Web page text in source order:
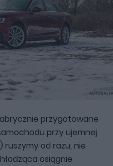
przygotowane
przy ujemnej
od razu, nie
osiągnie